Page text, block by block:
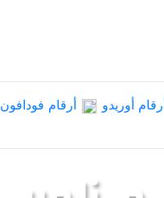
أوريدو أرقام فودافون